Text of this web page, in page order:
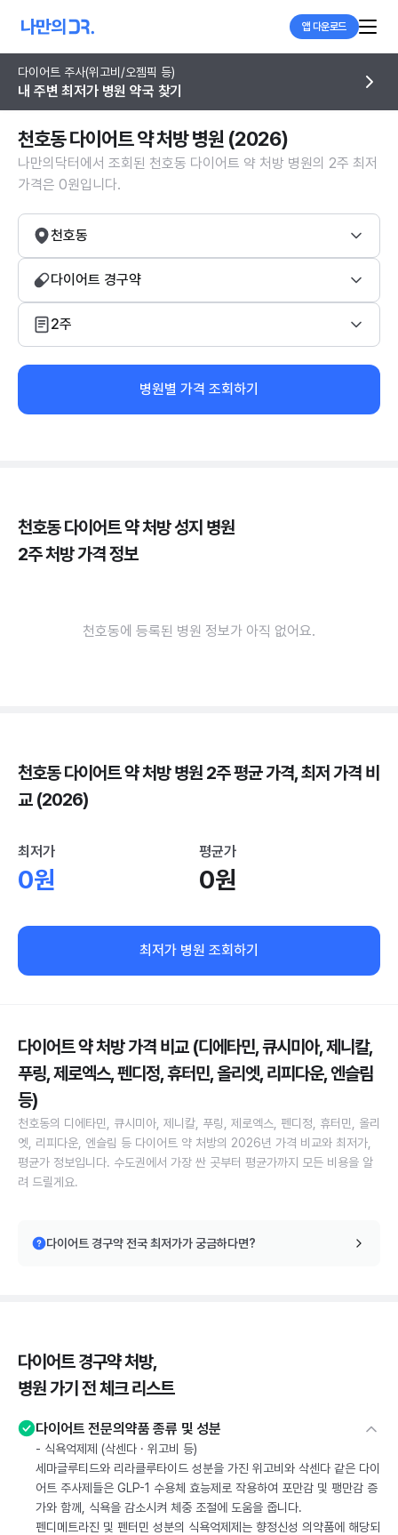
앱 다운로드
다이어트 주사(위고비/오젬픽 등)
내 주변 최저가 병원 약국 찾기
천호동 다이어트 약 처방 병원 (2026)
나만의닥터에서 조회된 천호동 다이어트 약 처방 병원의 2주 최저
가격은 0원입니다.
천호동
다이어트 경구약
2주
병원별 가격 조회하기
천호동 다이어트 약 처방 성지 병원
2주 처방 가격 정보
천호동에 등록된 병원 정보가 아직 없어요.
천호동 다이어트 약 처방 병원 2주 평균 가격, 최저 가격 비
교 (2026)
최저가
0원
평균가
0원
최저가 병원 조회하기
다이어트 약 처방 가격 비교 (디에타민, 큐시미아, 제니칼,
푸링, 제로엑스, 펜디정, 휴터민, 올리엣, 리피다운, 엔슬림
등)
천호동의 디에타민, 큐시미아, 제니칼, 푸링, 제로엑스, 펜디정, 휴터민, 올리
엣, 리피다운, 엔슬림 등 다이어트 약 처방의 2026년 가격 비교와 최저가,
평균가 정보입니다. 수도권에서 가장 싼 곳부터 평균가까지 모든 비용을 알
려 드릴게요.
다이어트 경구약 전국 최저가가 궁금하다면?
다이어트 경구약 처방,
병원 가기 전 체크 리스트
다이어트 전문의약품 종류 및 성분
- 식욕억제제 (삭센다 · 위고비 등)
세마글루티드와 리라클루타이드 성분을 가진 위고비와 삭센다 같은 다이
어트 주사제들은 GLP-1 수용체 효능제로 작용하여 포만감 및 팽만감 증
가와 함께, 식욕을 감소시켜 체중 조절에 도움을 줍니다.
펜디메트라진 및 펜터민 성분의 식욕억제제는 향정신성 의약품에 해당되